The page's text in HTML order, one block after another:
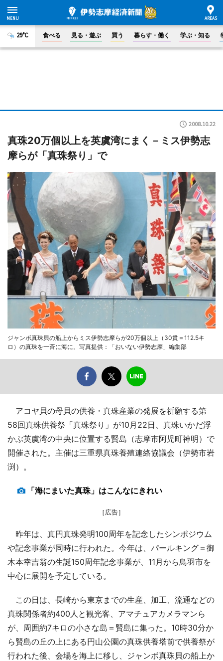
29°C 食べる 見る・遊ぶ 買う 暮らす・働く 学ぶ・知る
2008.10.22
真珠20万個以上を英虞湾にまく－ミス伊勢志
摩らが「真珠祭り」で
ジャンボ真珠貝の船上からミス伊勢志摩らが20万個以上（30貫＝112.5キ
ロ）の真珠を一斉に海に。写真提供：「おいない伊勢志摩」編集部
アコヤ貝の母貝の供養・真珠産業の発展を祈願する第
58回真珠供養祭「真珠祭り」が10月22日、真珠いかだ浮
かぶ英虞湾の中央に位置する賢島（志摩市阿児町神明）で
開催された。主催は三重県真珠養殖連絡協議会（伊勢市岩
渕）。
「海にまいた真珠」はこんなにきれい
［広告］
昨年は、真円真珠発明100周年を記念したシンポジウム
や記念事業が同時に行われた。今年は、パールキング＝御
木本幸吉翁の生誕150周年記念事業が、11月から鳥羽市を
中心に展開を予定している。
この日は、長崎から東京までの生産、加工、流通などの
真珠関係者約400人と観光客、アマチュアカメラマンら
が、周囲約7キロの小さな島＝賢島に集った。10時30分か
ら賢島の丘の上にある円山公園の真珠供養塔前で供養祭が
行われた後、会場を海上に移し、ジャンボ真珠貝の船上か